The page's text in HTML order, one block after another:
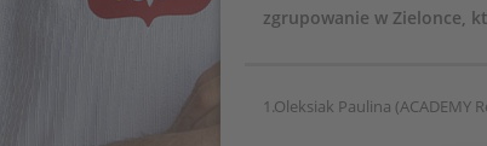
zgrupowanie w Zielonce,
1.Oleksiak Paulina (ACADEMY